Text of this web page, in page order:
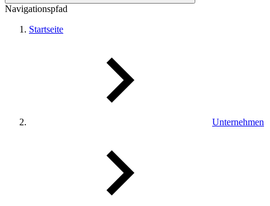
Navigationspfad
Startseite
Unternehmen